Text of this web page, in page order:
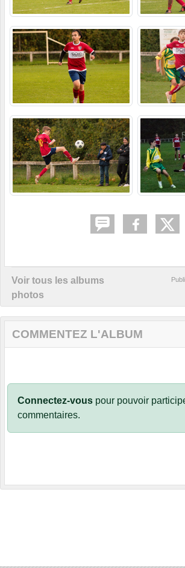
Voir tous les albums
photos
COMMENTEZ L'ALBUM
Connectez-vous pour pouvoir
commentaires.